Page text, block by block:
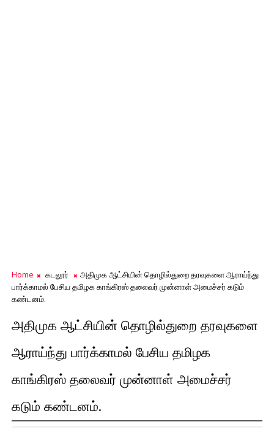
Home கடலூர்
அதிமுக ஆட்சியின் தொழில்துறை தரவுகளை ஆராய்ந்து
பார்க்காமல் பேசிய தமிழக காங்கிரஸ் தலைவர் முன்னாள் அமைச்சர் கடும்
கண்டனம்.
அதிமுக ஆட்சியின் தொழில்துறை தரவுகளை
ஆராய்ந்து பார்க்காமல் பேசிய தமிழக
காங்கிரஸ் தலைவர் முன்னாள் அமைச்சர்
கடும் கண்டனம்.